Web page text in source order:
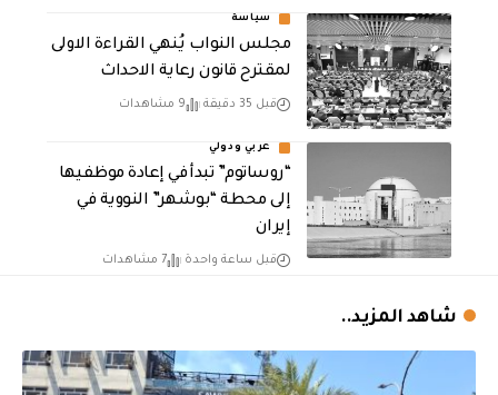
سياسة
مجلس النواب يُنهي القراءة الاولى
لمقترح قانون رعاية الاحداث
قبل 35 دقيقة 9 مشاهدات
عربي ودولي
“روساتوم” تبدأ في إعادة موظفيها
إلى محطة “بوشهر” النووية في
إيران
قبل ساعة واحدة 7 مشاهدات
شاهد المزيد..